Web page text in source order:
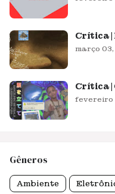
Crítica |
março
Crítica |
fevereiro
Gêneros
Ambiente